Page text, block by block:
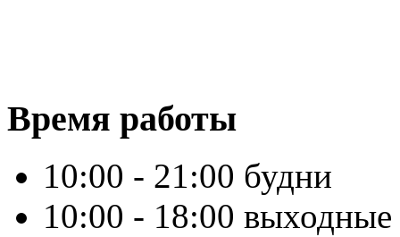
Время работы
10:00 - 21:00 будни
10:00 - 18:00 выходные